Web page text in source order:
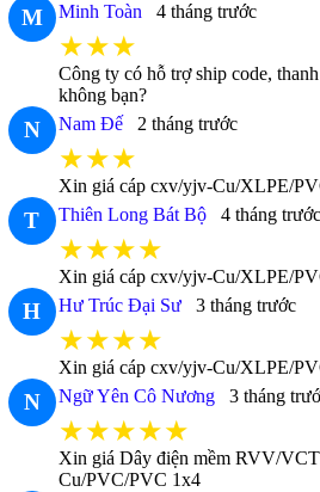
M Minh Toàn 4 tháng trước
★★★
Công ty có hỗ trợ ship code,
không bạn?
N Nam Đế 2 tháng trước
★★★
Xin giá cáp cxv/yjv-Cu/XLPE/
T Thiên Long Bát Bộ 4 tháng trước
★★★★
Xin giá cáp cxv/yjv-Cu/XLPE/
H Hư Trúc Đại Sư 3 tháng trước
★★★★
Xin giá cáp cxv/yjv-Cu/XLPE/
N Ngữ Yên Cô Nương 3 tháng
★★★★★
Xin giá Dây điện mềm RVV/
Cu/PVC/PVC 1x4